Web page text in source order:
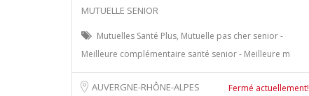
MUTUELLE SENIOR
Mutuelles Santé Plus, Mutuelle pas cher senior -
Meilleure complémentaire santé senior - Meilleure m
AUVERGNE-RHÔNE-ALPES Fermé actuellement!